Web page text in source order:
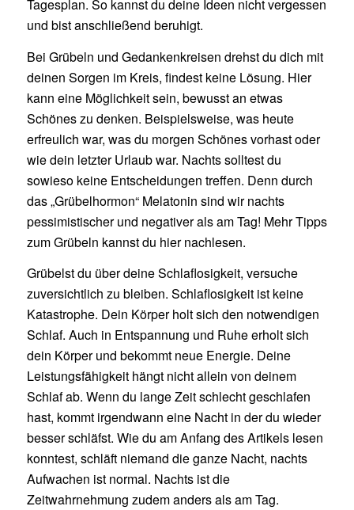
Tagesplan. So kannst du deine Ideen nicht vergessen
und bist anschließend beruhigt.
Bei Grübeln und Gedankenkreisen drehst du dich mit
deinen Sorgen im Kreis, findest keine Lösung. Hier
kann eine Möglichkeit sein, bewusst an etwas
Schönes zu denken. Beispielsweise, was heute
erfreulich war, was du morgen Schönes vorhast oder
wie dein letzter Urlaub war. Nachts solltest du
sowieso keine Entscheidungen treffen. Denn durch
das „Grübelhormon“ Melatonin sind wir nachts
pessimistischer und negativer als am Tag! Mehr Tipps
zum Grübeln kannst du hier nachlesen.
Grübelst du über deine Schlaflosigkeit, versuche
zuversichtlich zu bleiben. Schlaflosigkeit ist keine
Katastrophe. Dein Körper holt sich den notwendigen
Schlaf. Auch in Entspannung und Ruhe erholt sich
dein Körper und bekommt neue Energie. Deine
Leistungsfähigkeit hängt nicht allein von deinem
Schlaf ab. Wenn du lange Zeit schlecht geschlafen
hast, kommt irgendwann eine Nacht in der du wieder
besser schläfst. Wie du am Anfang des Artikels lesen
konntest, schläft niemand die ganze Nacht, nachts
Aufwachen ist normal. Nachts ist die
Zeitwahrnehmung zudem anders als am Tag.